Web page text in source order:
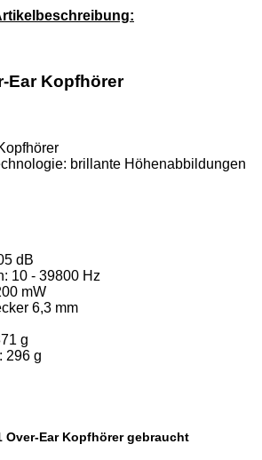
Ear Kopfhörer
brillante Höhenabbildungen
dB
10 - 39800 Hz
mW
6,3 mm
g
296 g
Over-Ear Kopfhörer gebraucht